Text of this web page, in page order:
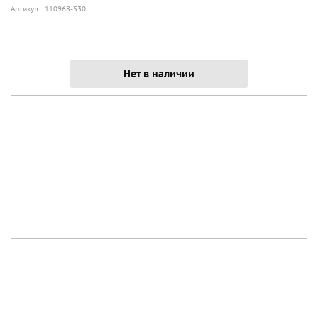
Артикул: 110968-530
Нет в наличии